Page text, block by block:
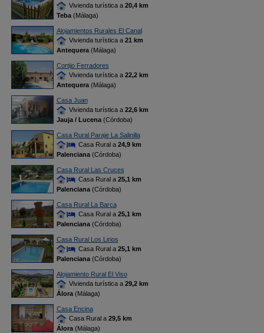
Vivienda turística a 20,4 km
Teba(Málaga)
Alojamientos Rurales El Canal
Vivienda turística a 21 km
Antequera(Málaga)
Cortijo Ferradores
Vivienda turística a 22,2 km
Antequera(Málaga)
Casa Juan
Vivienda turística a 22,6 km
Jauja / Lucena(Córdoba)
Casa Rural Paraje La Salinilla
Casa Rural a 24,9 km
Palenciana(Córdoba)
Casa Rural Las Cruces
Casa Rural a 25,1 km
Palenciana(Córdoba)
Casa Rural La Barca
Casa Rural a 25,1 km
Palenciana(Córdoba)
Casa Rural Los Lirios
Casa Rural a 25,1 km
Palenciana(Córdoba)
Alojamiento Rural El Viso
Vivienda turística a 29,2 km
Álora(Málaga)
Casa Encina
Casa Rural a 29,5 km
Álora(Málaga)